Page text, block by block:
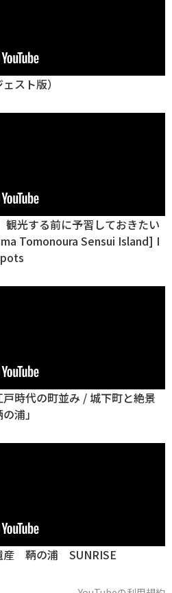
スト版）
観光する前に予習しておきたい
Tomonoura Sensui Island] I
戸時代の町並み / 城下町と絶景
浦」
産 鞆の浦 SUNRISE